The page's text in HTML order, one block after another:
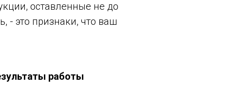
оставленные не до
- это признаки, что ваш
работы